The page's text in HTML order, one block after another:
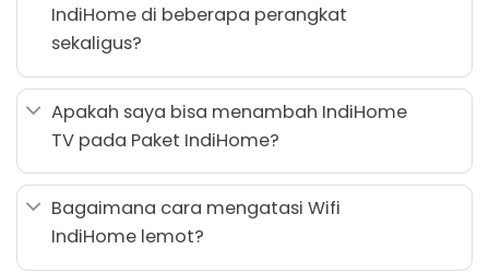
IndiHome di beberapa perangkat
sekaligus?
Apakah saya bisa menambah IndiHome
TV pada Paket IndiHome?
Bagaimana cara mengatasi Wifi
IndiHome lemot?